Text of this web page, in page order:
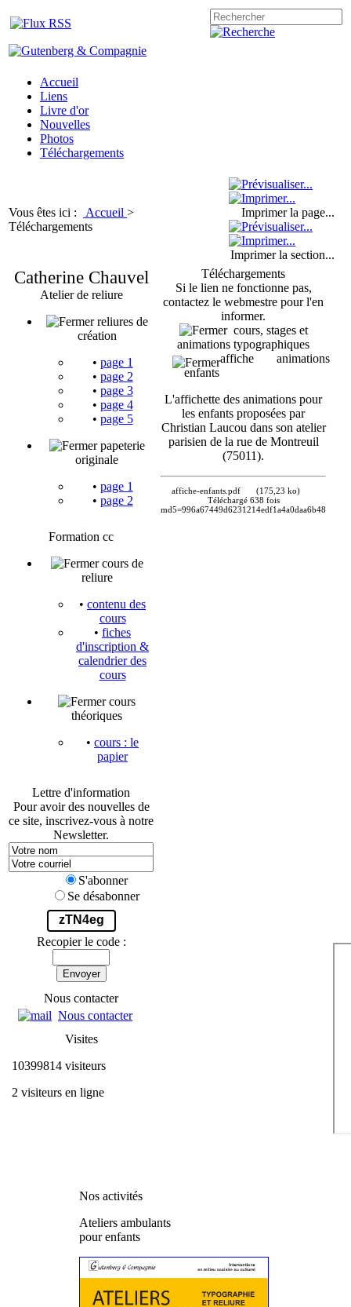
Accueil
Liens
Livre d'or
Nouvelles
Photos
Téléchargements
Vous êtes ici : Accueil >
Téléchargements
Imprimer la page...
Imprimer la section...
Catherine Chauvel
Atelier de reliure
reliures de
création
• page 1
• page 2
• page 3
• page 4
• page 5
papeterie
originale
• page 1
• page 2
Formation cc
cours de
reliure
• contenu des
cours
• fiches
d'inscription &
calendrier des
cours
cours
théoriques
• cours : le
papier
Lettre d'information
Pour avoir des nouvelles de
ce site, inscrivez-vous à notre
Newsletter.
S'abonner
Se désabonner
zTN4eg
Recopier le code :
Envoyer
Nous contacter
Nous contacter
Visites
10399814 visiteurs
2 visiteurs en ligne
Téléchargements
Si le lien ne fonctionne pas,
contactez le webmestre pour l'en
informer.
cours, stages et
animations typographiques
affiche animations
enfants
L'affichette des animations pour
les enfants proposées par
Christian Laucou dans son atelier
parisien de la rue de Montreuil
(75011).
affiche-enfants.pdf
(175,23 ko)
Téléchargé 638 fois
md5=996a67449d6231214edf1a4a0daa6b48
Nos activités
Ateliers ambulants
pour enfants